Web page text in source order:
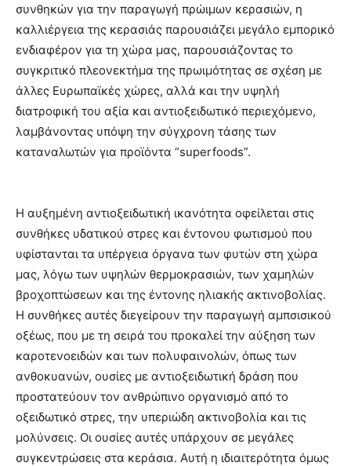
συνθηκών για την παραγωγή πρώιμων κερασιών, η
καλλιέργεια της κερασιάς παρουσιάζει μεγάλο εμπορικό
ενδιαφέρον για τη χώρα μας, παρουσιάζοντας το
συγκριτικό πλεονεκτήμα της πρωιμότητας σε σχέση με
άλλες Ευρωπαϊκές χώρες, αλλά και την υψηλή
διατροφική του αξία και αντιοξειδωτικό περιεχόμενο,
λαμβάνοντας υπόψη την σύγχρονη τάσης των
καταναλωτών για προϊόντα “superfoods”.
Η αυξημένη αντιοξειδωτική ικανότητα οφείλεται στις
συνθήκες υδατικού στρες και έντονου φωτισμού που
υφίστανται τα υπέργεια όργανα των φυτών στη χώρα
μας, λόγω των υψηλών θερμοκρασιών, των χαμηλών
βροχοπτώσεων και της έντονης ηλιακής ακτινοβολίας.
Η συνθήκες αυτές διεγείρουν την παραγωγή αμπσισικού
οξέως, που με τη σειρά του προκαλεί την αύξηση των
καροτενοειδών και των πολυφαινολών, όπως των
ανθοκυανών, ουσίες με αντιοξειδωτική δράση που
προστατεύουν τον ανθρώπινο οργανισμό από το
οξειδωτικό στρες, την υπεριώδη ακτινοβολία και τις
μολύνσεις. Οι ουσίες αυτές υπάρχουν σε μεγάλες
συγκεντρώσεις στα κεράσια. Αυτή η ιδιαιτερότητα όμως